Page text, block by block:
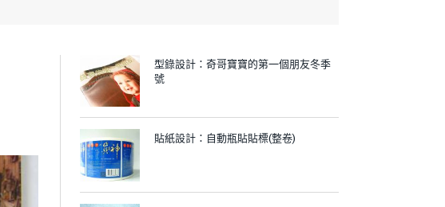
型錄設計：奇哥寶寶的第一個朋友冬季
號
貼紙設計：自動瓶貼貼標(整卷)